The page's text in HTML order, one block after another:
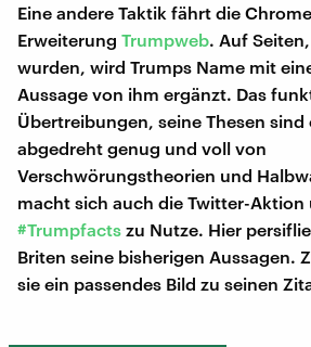
Eine andere Taktik fährt die
Erweiterung Trumpweb. Auf
wurden, wird Trumps Name mit
Aussage von ihm ergänzt. Das
Übertreibungen, seine Thesen
abgedreht genug und voll von
Verschwörungstheorien und
macht sich auch die Twitter-Aktion
#Trumpfacts zu Nutze. Hier
Briten seine bisherigen Aussagen.
sie ein passendes Bild zu seinen